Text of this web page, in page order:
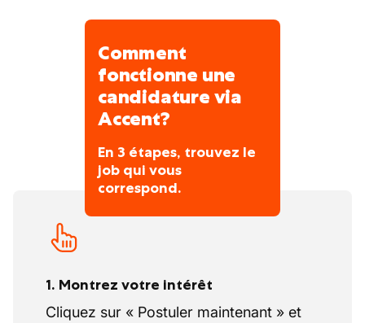
Comment
fonctionne une
candidature via
Accent?
En 3 étapes, trouvez le
job qui vous
correspond.
1. Montrez votre intérêt
Cliquez sur « Postuler maintenant » et